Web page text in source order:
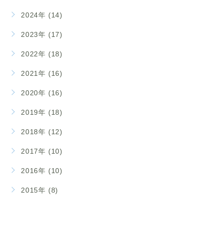
2024年 (14)
2023年 (17)
2022年 (18)
2021年 (16)
2020年 (16)
2019年 (18)
2018年 (12)
2017年 (10)
2016年 (10)
2015年 (8)